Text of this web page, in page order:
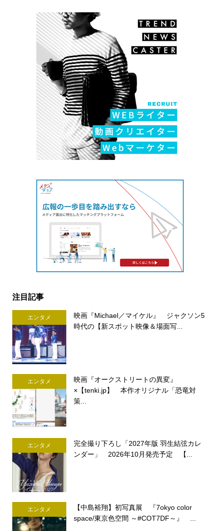
注目記事
エンタメ
映画『Michael／マイケル』 ジャクソン5
時代の【新スポット映像＆場面写...
エンタメ
映画『オークストリートの異変』
×【tenki.jp】 本作オリジナル「恐竜対
策...
エンタメ
完全撮り下ろし「2027年版 羽生結弦カレ
ンダー」 2026年10月発売予定 【...
エンタメ
【中島裕翔】初写真展 『7okyo color
space/東京色空間 ～#COT7DF～』 ...